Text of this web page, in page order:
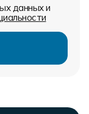
данных и